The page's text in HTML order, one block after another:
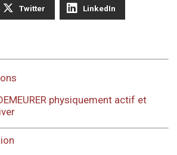
Twitter LinkedIn
physiquement actif et